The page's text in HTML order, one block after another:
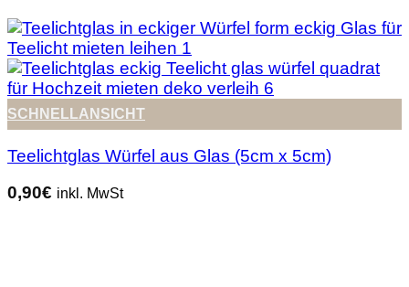
SCHNELLANSICHT
Teelichtglas Würfel aus Glas (5cm x 5cm)
0,90€ inkl. MwSt